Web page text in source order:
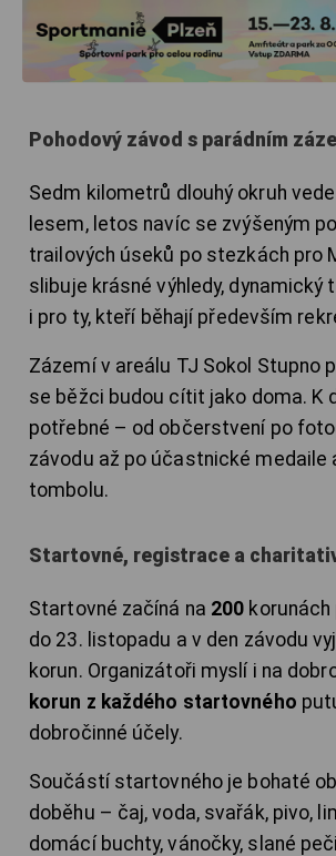
Pohodový závod s parádním
Sedm kilometrů dlouhý okruh
lesem, letos navíc se zvýšeným
trailových úseků po stezkách pro
slibuje krásné výhledy, dynamický
i pro ty, kteří běhají především
Zázemí v areálu TJ Sokol Stupno
se běžci budou cítit jako doma. K
potřebné – od občerstvení po
závodu až po účastnické medaile
tombolu.
Startovné, registrace a
Startovné začíná na 200
do 23. listopadu a v den závodu
korun. Organizátoři myslí i na
korun z každého startovného
dobročinné účely.
Součástí startovného je bohaté
doběhu – čaj, voda, svařák, pivo,
domácí buchty, vánočky, slané